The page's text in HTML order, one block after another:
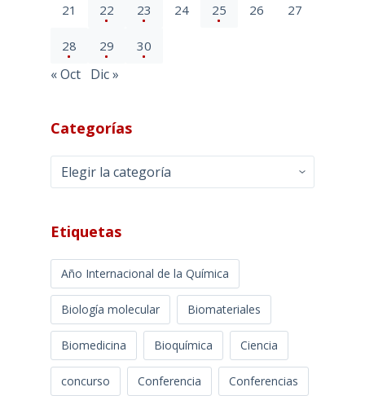
21 22 23 24 25 26 27
28 29 30
« Oct Dic »
Categorías
Categorías
Etiquetas
Año Internacional de la Química
Biología molecular Biomateriales
Biomedicina Bioquímica Ciencia
concurso Conferencia Conferencias